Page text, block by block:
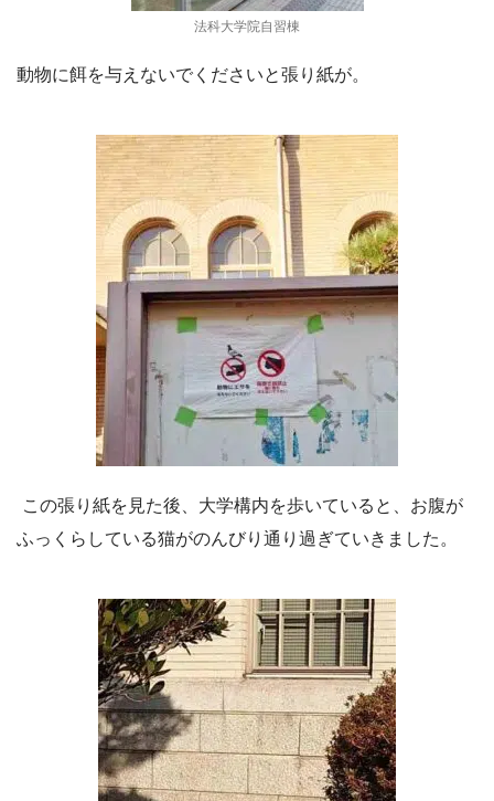
法科大学院自習棟
動物に餌を与えないでくださいと張り紙が。
この張り紙を見た後、大学構内を歩いていると、お腹が
ふっくらしている猫がのんびり通り過ぎていきました。